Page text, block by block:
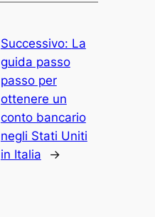
Successivo: La
guida passo
passo per
ottenere un
conto bancario
negli Stati Uniti
in Italia
→